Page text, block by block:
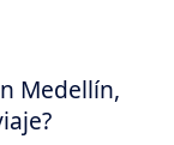
Medellín,